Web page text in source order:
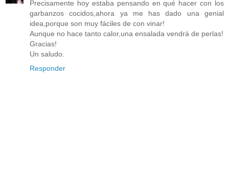
Precisamente hoy estaba pensando en qué hacer con los
garbanzos cocidos,ahora ya me has dado una genial
idea,porque son muy fáciles de con vinar!
Aunque no hace tanto calor,una ensalada vendrá de perlas!
Gracias!
Un saludo.
Responder